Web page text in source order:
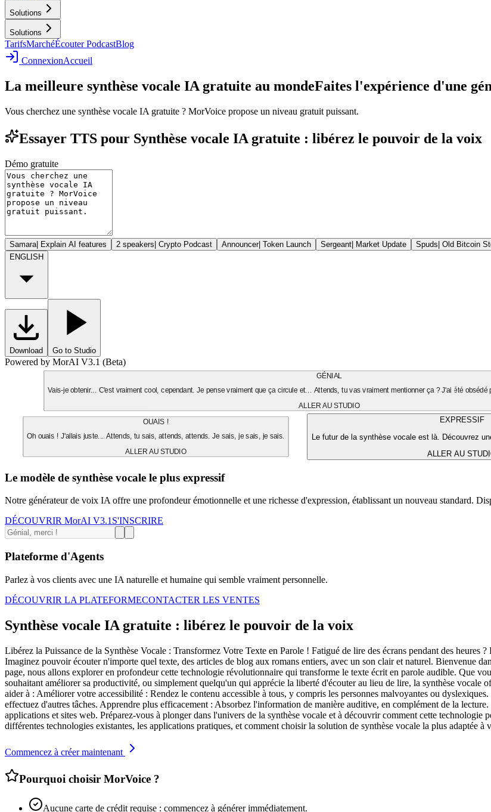
Solutions
Solutions
TarifsMarchéÉcouter PodcastBlog
ConnexionAccueil
La meilleure synthèse vocale IA gratuite au mondeFaites l'expérience d'une
Vous cherchez une synthèse vocale IA gratuite ? MorVoice propose un niveau gratuit puissant.
Essayer TTS pour Synthèse vocale IA gratuite : libérez le pouvoir de la voix
Démo gratuite
Samara| Explain AI features 2 speakers| Crypto Podcast Announcer| Token Launch Sergeant| Market Update Spuds| Old Bitcoin
ENGLISH
Download Go to Studio
Powered by MorAI V3.1 (Beta)
GÉNIAL
Vais-je obtenir... C'est vraiment cool, cependant. Je pense vraiment que ça circule et... Attends, tu vas vraiment mentionner ça ? J'ai été
ALLER AU STUDIO
OUAIS !
Oh ouais ! J'allais juste... Attends, tu sais, attends, attends. Je sais, je sais, je sais.
ALLER AU STUDIO
EXPRESSIF
Le futur de la synthèse vocale est là. Découvrez
ALLER AU
Le modèle de synthèse vocale le plus expressif
Notre générateur de voix IA offre une profondeur émotionnelle et une richesse d'expression, établissant un nouveau standard.
DÉCOUVRIR MorAI V3.1 S'INSCRIRE
Plateforme d'Agents
Parlez à vos clients avec une IA naturelle et humaine qui semble vraiment personnelle.
DÉCOUVRIR LA PLATEFORMECONTACTER LES VENTES
Synthèse vocale IA gratuite : libérez le pouvoir de la voix
Libérez la Puissance de la Synthèse Vocale : Transformez Votre Texte en Parole ! Fatigué de lire des écrans pendant des heures
Imaginez pouvoir écouter n'importe quel texte, des articles de blog aux romans entiers, avec un son clair et naturel. Bienvenue
page, nous allons explorer en profondeur cette technologie révolutionnaire qui transforme le texte écrit en parole audible. Que
souhaitant améliorer sa productivité, ou simplement quelqu'un qui apprécie la liberté d'écouter au lieu de lire, la synthèse vocale
aider à : Améliorer votre accessibilité : Rendez le contenu accessible à tous, y compris les personnes malvoyantes ou
effectuez d'autres tâches. Apprendre plus efficacement : Absorbez l'information de manière auditive, en complément de la
applications et sites web. Préparez-vous à plonger dans l'univers de la synthèse vocale et à découvrir comment cette
différentes technologies existantes, les applications pratiques, et comment choisir la solution de synthèse vocale la plus adaptée
Commencez à créer maintenant
Pourquoi choisir MorVoice ?
Aucune carte de crédit requise : commencez à générer immédiatement.